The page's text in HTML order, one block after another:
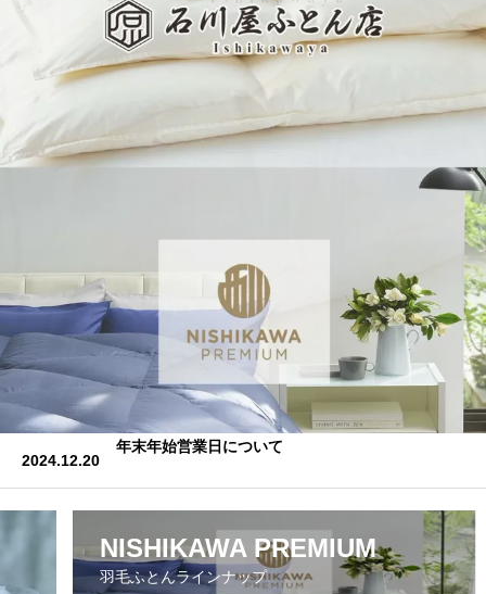
2024.12.20
年末年始営業日について
NISHIKAWA PREMIUM
羽毛ふとんラインナップ